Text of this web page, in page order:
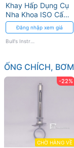
Khay Hấp Dụng Cụ
Nha Khoa ISO Cấp
CaoĐăng nhập xem giá
ỐNG CHÍCH,
-22%
CHỜ HÀNG VỀ